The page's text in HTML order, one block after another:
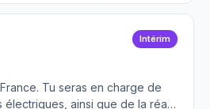
Intérim
Tu seras en charge de
ainsi que de la réa…